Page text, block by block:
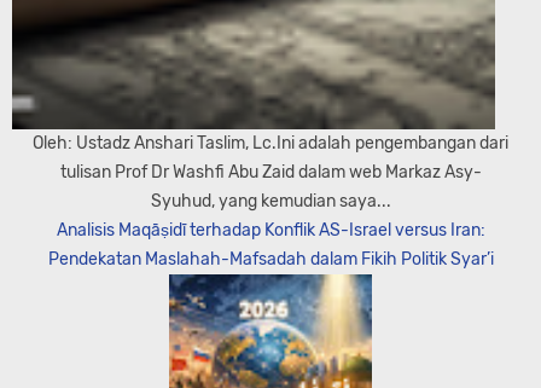
Oleh: Ustadz Anshari Taslim, Lc.Ini adalah pengembangan dari
tulisan Prof Dr Washfi Abu Zaid dalam web Markaz Asy-
Syuhud, yang kemudian saya...
Analisis Maqāṣidī terhadap Konflik AS-Israel versus Iran:
Pendekatan Maslahah-Mafsadah dalam Fikih Politik Syar’i